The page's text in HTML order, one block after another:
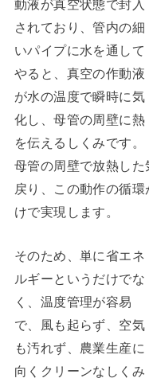
されており、管内の細
いパイプに水を通して
やると、真空の作動液
が水の温度で瞬時に気
化し、母管の周壁に熱
を伝えるしくみです。
母管の周壁で放熱し
戻り、この動作の循
けで実現します。
そのため、単に省エネ
ルギーというだけでな
く、温度管理が容易
で、風も起らず、空気
も汚れず、農業生産に
向くクリーンなしくみ